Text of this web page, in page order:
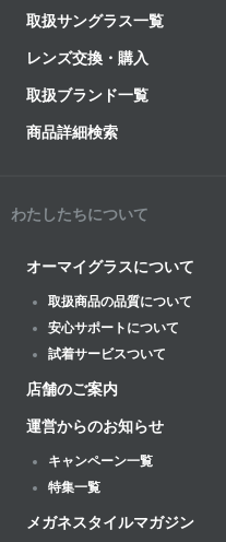
取扱サングラス一覧
レンズ交換・購入
取扱ブランド一覧
商品詳細検索
わたしたちについて
オーマイグラスについて
取扱商品の品質について
安心サポートについて
試着サービスついて
店舗のご案内
運営からのお知らせ
キャンペーン一覧
特集一覧
メガネスタイルマガジン